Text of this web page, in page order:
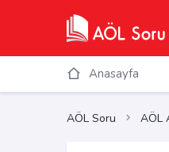
Anasayfa
AÖL Soru AÖL